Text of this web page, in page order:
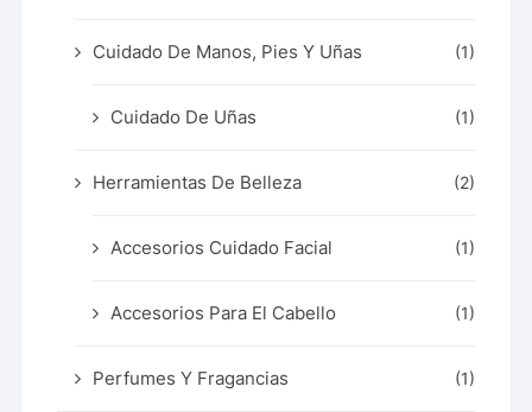
Cuidado De Manos, Pies Y Uñas (1)
Cuidado De Uñas (1)
Herramientas De Belleza (2)
Accesorios Cuidado Facial (1)
Accesorios Para El Cabello (1)
Perfumes Y Fragancias (1)